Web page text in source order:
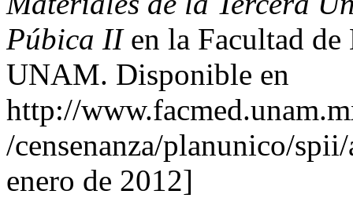
Púbica IIen la Facultad
UNAM. Disponible en
http://
/censenanza/planunico/
enero de 2012]